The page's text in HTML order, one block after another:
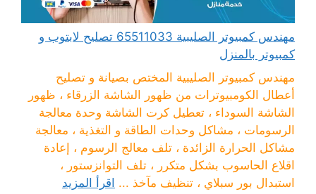
مهندس كمبيوتر الصليبية 65511033 تصليح لابتوب و
كمبيوتر بالمنزل
مهندس كمبيوتر الصليبية المختص بصيانة و تصليح
أعطال الكومبيوترات من ظهور الشاشة الزرقاء ، ظهور
الشاشة السوداء ، تعطيل كرت الشاشة وحدة معالجة
الرسومات ، مشاكل وحدات الطاقة و التغذية ، معالجة
مشاكل الحرارة الزائدة ، تلف معالج الرسوم ، إعادة
اقلاع الحاسوب بشكل متكرر ، تلف التوانزستور ،
استبدال بور سبلاي ، تنظيف مآخذ ... اقرأ المزيد